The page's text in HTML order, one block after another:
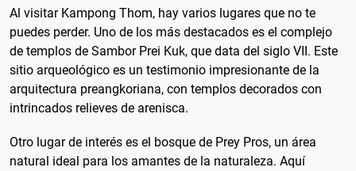
Al visitar Kampong Thom, hay varios lugares que no te
puedes perder. Uno de los más destacados es el complejo
de templos de Sambor Prei Kuk, que data del siglo VII. Este
sitio arqueológico es un testimonio impresionante de la
arquitectura preangkoriana, con templos decorados con
intrincados relieves de arenisca.
Otro lugar de interés es el bosque de Prey Pros, un área
natural ideal para los amantes de la naturaleza. Aquí